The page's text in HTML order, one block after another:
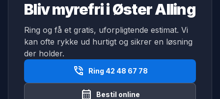
Bliv myrefri i Øster Alling
Ring og få et gratis, uforpligtende estimat. Vi
kan ofte rykke ud hurtigt og sikrer en løsning
der holder.
phone_in_talk Ring 42 48 67 78
calendar_month Bestil online